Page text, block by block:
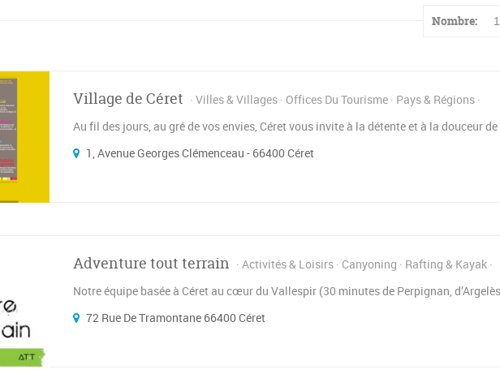
Nombre:
Village de Céret Villes & Villages Offices Du Tourisme Pays & Régions
Au fil des jours, au gré de vos envies, Céret vous invite à la détente et à la douceur
1, Avenue Georges Clémenceau - 66400 Céret
Adventure tout terrain Activités & Loisirs Canyoning
Rafting & Kayak
Notre équipe basée à Céret au cœur du Vallespir (30 minutes de Perpignan,
72 Rue De Tramontane 66400 Céret